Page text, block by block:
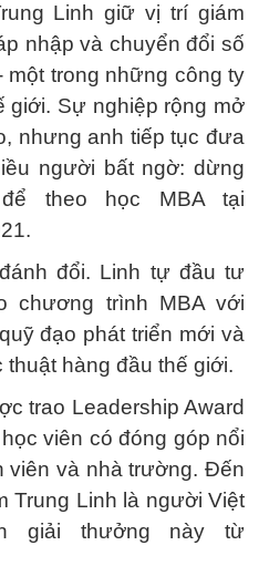
Linh giữ vị trí giám
nhập và chuyển đổi số
một trong những công ty
giới. Sự nghiệp rộng mở
nhưng anh tiếp tục đưa
người bất ngờ: dừng
theo học MBA tại
đổi. Linh tự đầu tư
chương trình MBA với
đạo phát triển mới và
hàng đầu thế giới.
trao Leadership Award
viên có đóng góp nổi
viên và nhà trường. Đến
Trung Linh là người Việt
giải thưởng này từ